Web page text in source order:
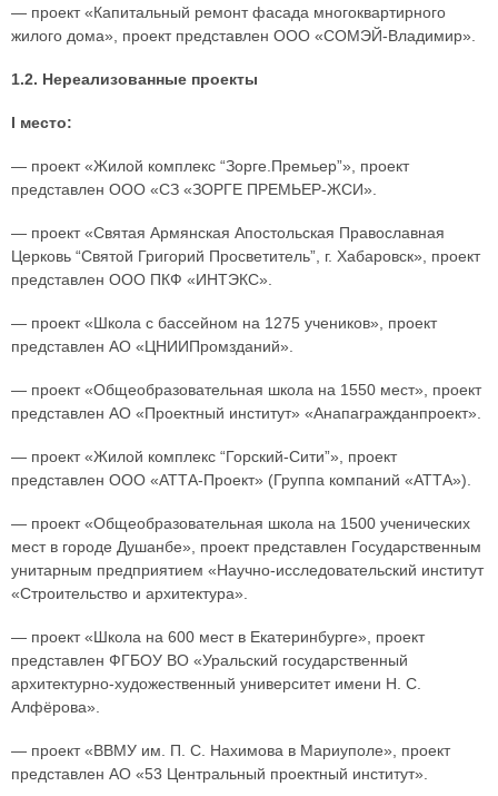
— проект «Капитальный ремонт фасада многоквартирного
жилого дома», проект представлен ООО «СОМЭЙ-Владимир».
1.2. Нереализованные проекты
I место:
— проект «Жилой комплекс “Зорге.Премьер”», проект
представлен ООО «СЗ «ЗОРГЕ ПРЕМЬЕР-ЖСИ».
— проект «Святая Армянская Апостольская Православная
Церковь “Святой Григорий Просветитель”, г. Хабаровск», проект
представлен ООО ПКФ «ИНТЭКС».
— проект «Школа с бассейном на 1275 учеников», проект
представлен АО «ЦНИИПромзданий».
— проект «Общеобразовательная школа на 1550 мест», проект
представлен АО «Проектный институт» «Анапагражданпроект».
— проект «Жилой комплекс “Горский-Сити”», проект
представлен ООО «АТТА-Проект» (Группа компаний «АТТА»).
— проект «Общеобразовательная школа на 1500 ученических
мест в городе Душанбе», проект представлен Государственным
унитарным предприятием «Научно-исследовательский институт
«Строительство и архитектура».
— проект «Школа на 600 мест в Екатеринбурге», проект
представлен ФГБОУ ВО «Уральский государственный
архитектурно-художественный университет имени Н. С.
Алфёрова».
— проект «ВВМУ им. П. С. Нахимова в Мариуполе», проект
представлен АО «53 Центральный проектный институт».